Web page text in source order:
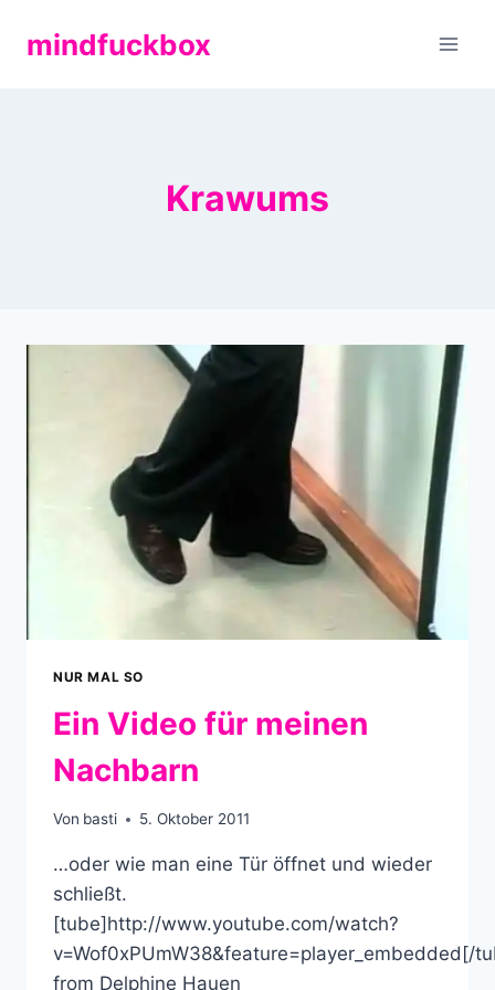
Inhaltmindfuckbox
Krawums
NUR MAL SO
Ein Video für meinen
Nachbarn
Von basti 5. Oktober 2011
…oder wie man eine Tür öffnet und wieder
schließt.
[tube]http://www.youtube.com/watch?
v=Wof0xPUmW38&feature=player_embedded[/
from Delphine Hauen